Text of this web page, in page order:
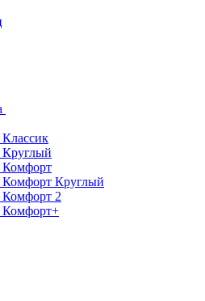
Круглый
Комфорт
Комфорт Круглый
Комфорт 2
Комфорт+